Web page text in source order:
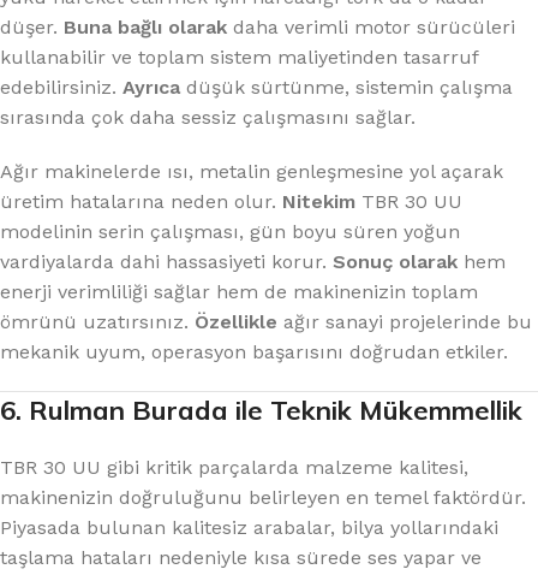
düşer. Buna bağlı olarak daha verimli motor sürücüleri
kullanabilir ve toplam sistem maliyetinden tasarruf
edebilirsiniz. Ayrıca düşük sürtünme, sistemin çalışma
sırasında çok daha sessiz çalışmasını sağlar.
Ağır makinelerde ısı, metalin genleşmesine yol açarak
üretim hatalarına neden olur. Nitekim TBR 30 UU
modelinin serin çalışması, gün boyu süren yoğun
vardiyalarda dahi hassasiyeti korur. Sonuç olarak hem
enerji verimliliği sağlar hem de makinenizin toplam
ömrünü uzatırsınız. Özellikle ağır sanayi projelerinde bu
mekanik uyum, operasyon başarısını doğrudan etkiler.
6. Rulman Burada ile Teknik Mükemmellik
TBR 30 UU gibi kritik parçalarda malzeme kalitesi,
makinenizin doğruluğunu belirleyen en temel faktördür.
Piyasada bulunan kalitesiz arabalar, bilya yollarındaki
taşlama hataları nedeniyle kısa sürede ses yapar ve